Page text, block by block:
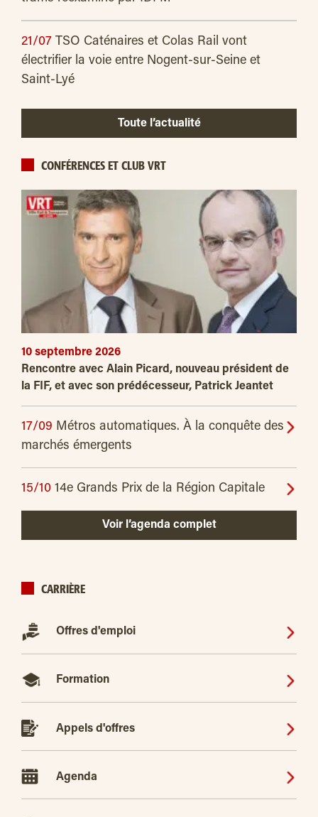
21/07 TSO Caténaires et Colas Rail vont
électrifier la voie entre Nogent-sur-Seine et
Saint-Lyé
Toute l’actualité
CONFÉRENCES ET CLUB VRT
10 septembre 2026
Rencontre avec Alain Picard, nouveau président de
la FIF, et avec son prédécesseur, Patrick Jeantet
17/09 Métros automatiques. À la conquête des
marchés émergents
15/10 14e Grands Prix de la Région Capitale
Voir l’agenda complet
CARRIÈRE
Offres d'emploi
Formation
Appels d'offres
Agenda